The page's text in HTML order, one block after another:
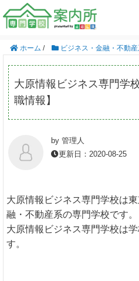
ホーム / ビジネス・金融・不動
大原情報ビジネス専門学
職情報】
by 管理人
更新日：2020-08-25
大原情報ビジネス専門学校は
融・不動産系の専門学校です。
大原情報ビジネス専門学校は
す。